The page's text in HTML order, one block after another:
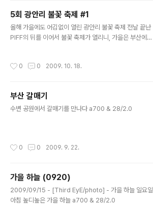
5회 광안리 불꽃 축제 #1
올해 가을에도 어김없이 열린 광안리 불꽃 축제 전날 끝난
PIFF의 뒤를 이어서 불꽃 축제가 열리니, 가을은 부산에겐
에서... ㅠ_ㅠ 아~ 민락동에 가리는건 할 수 없구나
0 0 2009. 10. 18.
부산 갈매기
수변 공원에서 갈매기를 만나다 a700 & 28/2.0
0 0 2009. 9. 22.
가을 하늘 (0920)
2009/09/15 - [Third EyE/photo] - 가을 하늘 일요일
아침 높디높은 가을 하늘 a700 & 28/2.0